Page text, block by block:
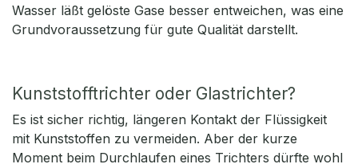
Wasser läßt gelöste Gase besser entweichen, was eine
Grundvoraussetzung für gute Qualität darstellt.
Kunststofftrichter oder Glastrichter?
Es ist sicher richtig, längeren Kontakt der Flüssigkeit
mit Kunststoffen zu vermeiden. Aber der kurze
Moment beim Durchlaufen eines Trichters dürfte wohl